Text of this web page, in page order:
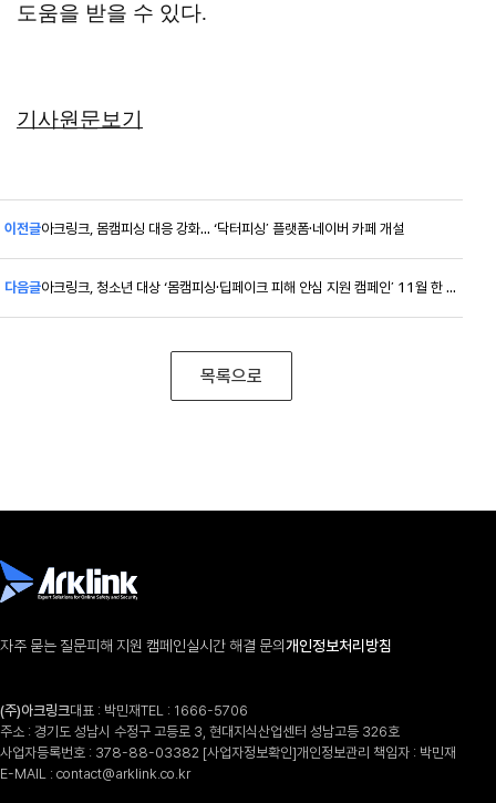
도움을 받을 수 있다.
기사원문보기
이전글아크링크, 몸캠피싱 대응 강화… ‘닥터피싱’ 플랫폼·네이버 카페 개설
다음글 아크링크, 청소년 대상 ‘몸캠피싱·딥페이크 피해 안심 지원 캠페인’ 11월 한 달간 운영
목록으로
자주 묻는 질문피해 지원 캠페인실시간 해결 문의개인정보처리방침
(주)아크링크대표 : 박민재TEL : 1666-5706
주소 : 경기도 성남시 수정구 고등로 3, 현대지식산업센터 성남고등 326호
사업자등록번호 : 378-88-03382 [사업자정보확인]개인정보관리 책임자 : 박민재
E-MAIL : contact@arklink.co.kr